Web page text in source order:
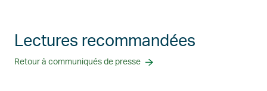
Lectures recommandées
Retour à communiqués de presse